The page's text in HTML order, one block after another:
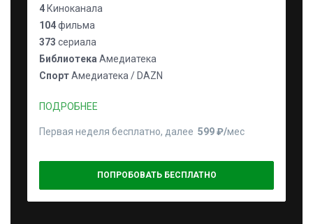
4 Киноканала
104фильма
373 сериала
Библиотека Амедиатека
СпортАмедиатека / DAZN
ПОДРОБНЕЕ
Первая неделя бесплатно, далее 599 ₽⁠/⁠мес
ПОПРОБОВАТЬ БЕСПЛАТНО